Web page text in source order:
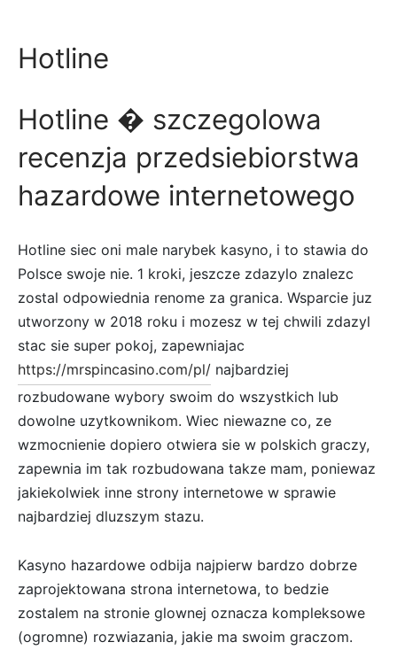
Hotline
Hotline � szczegolowa
recenzja przedsiebiorstwa
hazardowe internetowego
Hotline siec oni male narybek kasyno, i to stawia do
Polsce swoje nie. 1 kroki, jeszcze zdazylo znalezc
zostal odpowiednia renome za granica. Wsparcie juz
utworzony w 2018 roku i mozesz w tej chwili zdazyl
stac sie super pokoj, zapewniajac
https://mrspincasino.com/pl/ najbardziej
rozbudowane wybory swoim do wszystkich lub
dowolne uzytkownikom. Wiec niewazne co, ze
wzmocnienie dopiero otwiera sie w polskich graczy,
zapewnia im tak rozbudowana takze mam, poniewaz
jakiekolwiek inne strony internetowe w sprawie
najbardziej dluzszym stazu.
Kasyno hazardowe odbija najpierw bardzo dobrze
zaprojektowana strona internetowa, to bedzie
zostalem na stronie glownej oznacza kompleksowe
(ogromne) rozwiazania, jakie ma swoim graczom.